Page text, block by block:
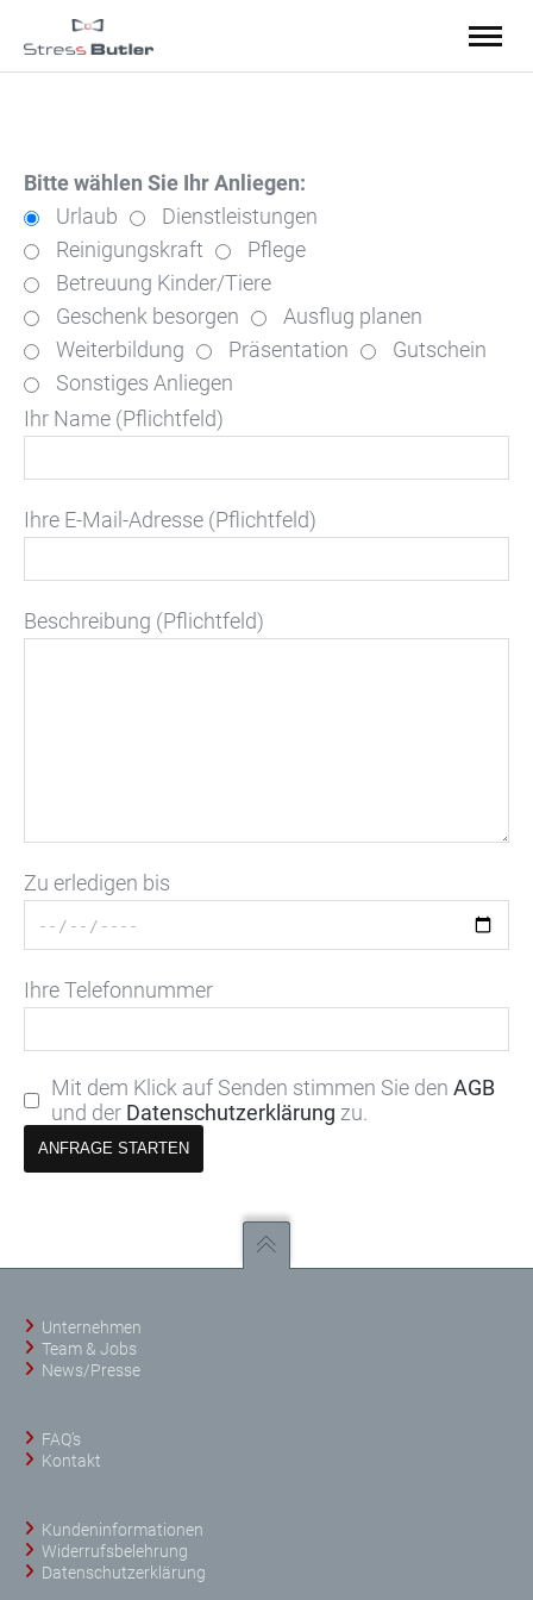
Bitte wählen Sie Ihr Anliegen:
Urlaub
Dienstleistungen
Reinigungskraft
Pflege
Betreuung Kinder/Tiere
Geschenk besorgen
Ausflug planen
Weiterbildung
Präsentation
Gutschein
Sonstiges Anliegen
Bitte
lasse
leer.
Ihr Name (Pflichtfeld)
Ihre E-Mail-Adresse (Pflichtfeld)
Beschreibung (Pflichtfeld)
Zu erledigen bis
Ihre Telefonnummer
Mit dem Klick auf Senden stimmen Sie den AGB
und der Datenschutzerklärung zu.
Unternehmen
Team & Jobs
News/Presse
FAQ’s
Kontakt
Kundeninformationen
Widerrufsbelehrung
Datenschutzerklärung